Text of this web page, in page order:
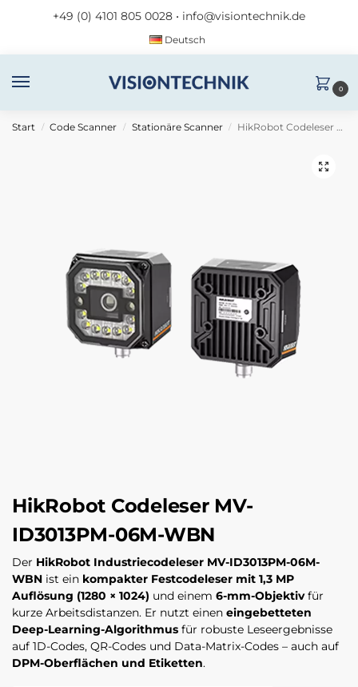
+49 (0) 4101 805 0028 • info@visiontechnik.de
Deutsch
0
Start / Code Scanner / Stationäre Scanner / HikRobot Codeleser MV-ID3013PM-06M-WBN
HikRobot Codeleser MV-
ID3013PM-06M-WBN
Der HikRobot Industriecodeleser MV-ID3013PM-06M-
WBN ist ein kompakter Festcodeleser mit 1,3 MP
Auflösung (1280 × 1024) und einem 6-mm-Objektivfür
kurze Arbeitsdistanzen. Er nutzt einen eingebetteten
Deep-Learning-Algorithmus für robuste Leseergebnisse
auf 1D-Codes, QR-Codes und Data-Matrix-Codes – auch auf
DPM-Oberflächen und Etiketten.